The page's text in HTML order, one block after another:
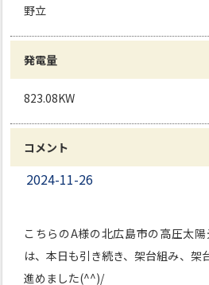
野立
発電量
823.08KW
コメント
2024-11-26
こちらのA様の北広島市の高圧太
は、本日も引き続き、架台組み、架
進めました(^^)/